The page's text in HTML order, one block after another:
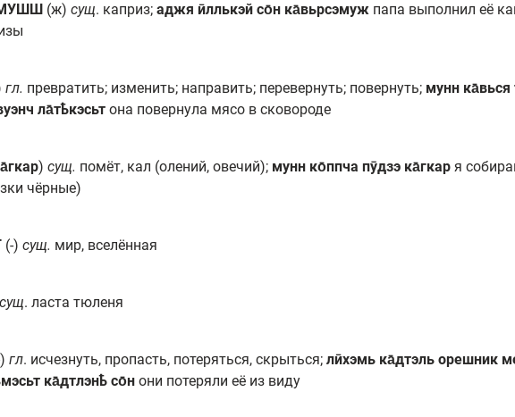
(ж) сущ. каприз; аджя ӣллькэй со̄н ка̄вьрсэмуж папа выполнил её
гл. превратить; изменить; направить; перевернуть; повернуть; мунн
ла̄тҍкэсьт она повернула мясо в сковороде
) сущ. помёт, кал (олений, овечий); мунн ко̄ппча пӯдзэ ка̄гкар я
чёрные)
(-) сущ. мир, вселённая
сущ. ласта тюленя
гл. исчезнуть, пропасть, потеряться, скрыться; лӣхэмь ка̄дтэль орешник
ка̄дтлэнҍ со̄н они потеряли её из виду